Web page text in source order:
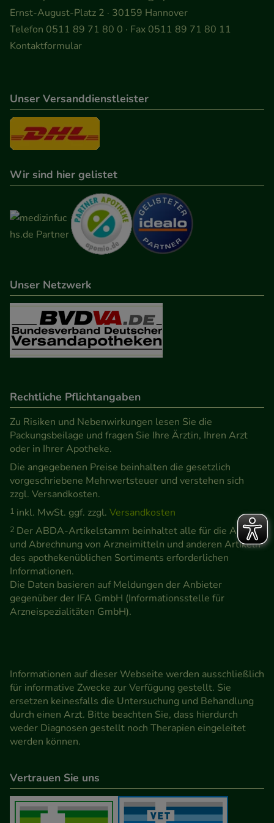
Ernst-August-Platz 2 · 30159 Hannover
Telefon 0511 89 71 80 0 · Fax 0511 89 71 80 11
Kontaktformular
Unser Versanddienstleister
Wir sind hier gelistet
Unser Netzwerk
Rechtliche Pflichtangaben
Zu Risiken und Nebenwirkungen lesen Sie die
Packungsbeilage und fragen Sie Ihre Ärztin, Ihren Arzt
oder in Ihrer Apotheke.
Die angegebenen Preise beinhalten die gesetzlich
vorgeschriebene Mehrwertsteuer und verstehen sich
zzgl. Versandkosten.
1 inkl. MwSt. ggf. zzgl. Versandkosten
2 Der ABDA-Artikelstamm beinhaltet alle für die Abgabe
und Abrechnung von Arzneimitteln und anderen Artikeln
des apothekenüblichen Sortiments erforderlichen
Informationen.
Die Daten basieren auf Meldungen der Anbieter
gegenüber der IFA GmbH (Informationsstelle für
Arzneispezialitäten GmbH).
Informationen auf dieser Webseite werden ausschließlich
für informative Zwecke zur Verfügung gestellt. Sie
ersetzen keinesfalls die Untersuchung und Behandlung
durch einen Arzt. Bitte beachten Sie, dass hierdurch
weder Diagnosen gestellt noch Therapien eingeleitet
werden können.
Vertrauen Sie uns